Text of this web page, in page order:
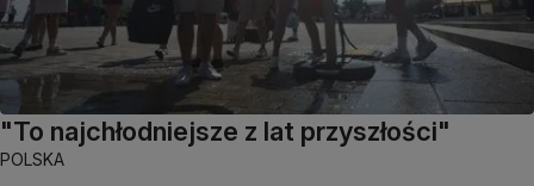
"To najchłodniejsze z lat przyszłości"
POLSKA